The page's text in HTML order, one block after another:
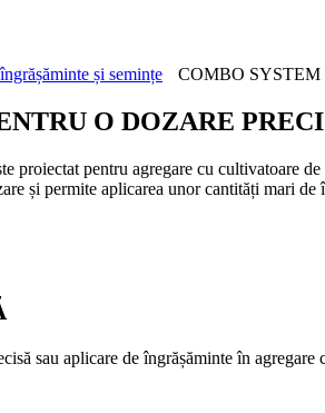
și semințe COMBO SYSTEM
O DOZARE
pentru agregare cu cultivatoare
și permite aplicarea unor cantități mari de
sau aplicare de îngrășăminte în agregare